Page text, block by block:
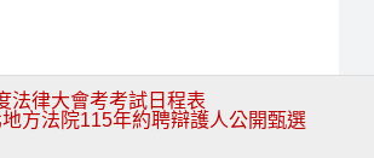
法律大會考考試日程表
地方法院115年約聘辯護人公開甄選